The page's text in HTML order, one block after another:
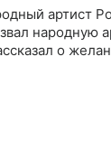
артист
народную
о